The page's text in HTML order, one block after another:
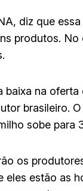
diz que
produtos.
baixa na
brasileiro.
sobe para
os
eles estão as